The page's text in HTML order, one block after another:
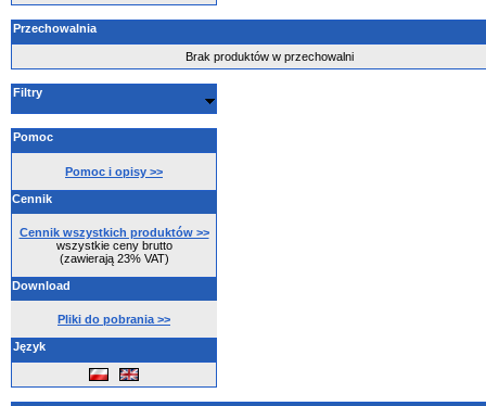
Przechowalnia
Brak produktów w przechowalni
Filtry
Pomoc
Pomoc i opisy >>
Cennik
Cennik wszystkich produktów >>
wszystkie ceny brutto
(zawierają 23% VAT)
Download
Pliki do pobrania >>
Język